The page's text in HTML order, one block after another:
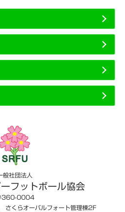
般社団法人
フットボール協会
360-0004
くらオーバルフォート管理棟2F